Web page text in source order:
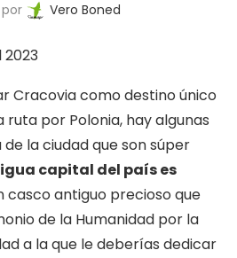
Vero Boned
Cracovia como destino único
por Polonia, hay algunas
la ciudad que son súper
capital del país es
casco antiguo precioso que
de la Humanidad por la
a la que le deberías dedicar